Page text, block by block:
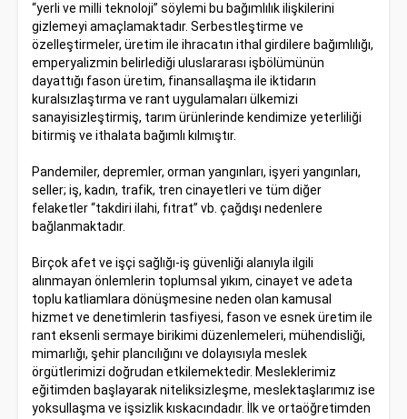
“yerli ve milli teknoloji” söylemi bu bağımlılık ilişkilerini
gizlemeyi amaçlamaktadır. Serbestleştirme ve
özelleştirmeler, üretim ile ihracatın ithal girdilere bağımlılığı,
emperyalizmin belirlediği uluslararası işbölümünün
dayattığı fason üretim, finansallaşma ile iktidarın
kuralsızlaştırma ve rant uygulamaları ülkemizi
sanayisizleştirmiş, tarım ürünlerinde kendimize yeterliliği
bitirmiş ve ithalata bağımlı kılmıştır.
Pandemiler, depremler, orman yangınları, işyeri yangınları,
seller; iş, kadın, trafik, tren cinayetleri ve tüm diğer
felaketler “takdiri ilahi, fıtrat” vb. çağdışı nedenlere
bağlanmaktadır.
Birçok afet ve işçi sağlığı-iş güvenliği alanıyla ilgili
alınmayan önlemlerin toplumsal yıkım, cinayet ve adeta
toplu katliamlara dönüşmesine neden olan kamusal
hizmet ve denetimlerin tasfiyesi, fason ve esnek üretim ile
rant eksenli sermaye birikimi düzenlemeleri, mühendisliği,
mimarlığı, şehir plancılığını ve dolayısıyla meslek
örgütlerimizi doğrudan etkilemektedir. Mesleklerimiz
eğitimden başlayarak niteliksizleşme, meslektaşlarımız ise
yoksullaşma ve işsizlik kıskacındadır. İlk ve ortaöğretimden